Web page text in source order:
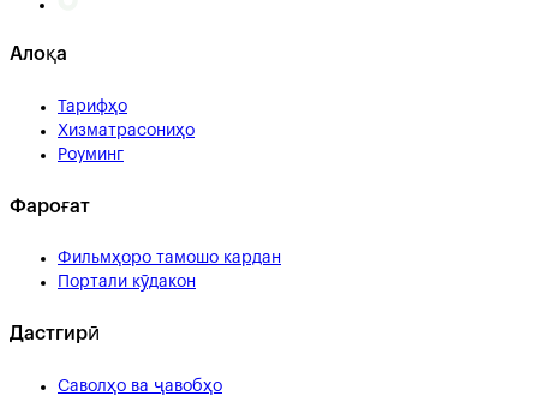
Алоқа
Тарифҳо
Хизматрасониҳо
Роуминг
Фароғат
Фильмҳоро тамошо кардан
Портали кӯдакон
Дастгирӣ
Саволҳо ва ҷавобҳо